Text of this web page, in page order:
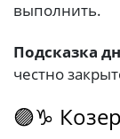
выполнить.
Подсказка
честно
🟣♑